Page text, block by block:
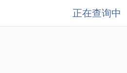
正在查询中